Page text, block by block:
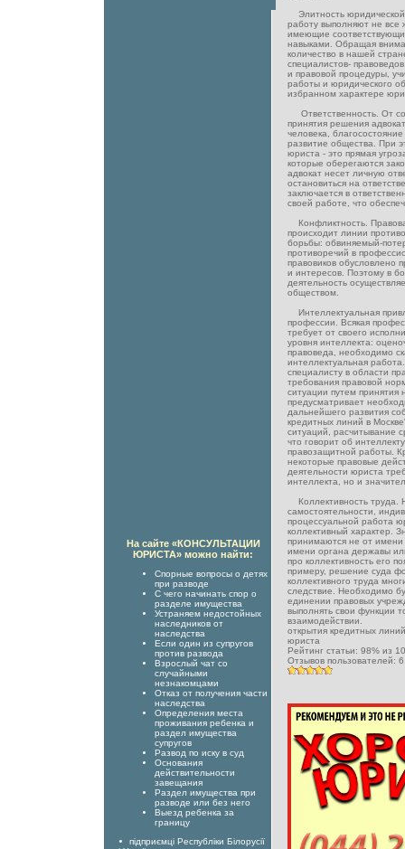
Элитность
работу выполняют не
имеющие
навыками. Обращая
количество в нашей
специалистов-
и правовой процедуры,
работы и юридического
избранном характере
Ответственность. От
принятия решения
человека,
развитие общества. При
юриста - это прямая
которые оберегаются
адвокат несет личную
остановиться на
заключается в
своей работе, что
Конфликтность.
происходит линии
борьбы: обвиняемый-
противоречий в
правовиков обусловлено
и интересов. Поэтому в
деятельность
обществом.
Интеллектуальная
профессии. Всякая
требует от своего
уровня интеллекта:
правоведа, необходимо
интеллектуальная
специалисту в области
требования правовой
ситуации путем
предусматривает
дальнейшего развития
кредитных линий в
ситуаций, расчитывание
что говорит об
правозащитной работы.
некоторые правовые
деятельности юриста
интеллекта, но и
Коллективность труда.
самостоятельности,
процессуальной работа
коллективный характер.
принимаются не от имени
имени органа державы
про коллективность его
примеру, решение суда
коллективного труда
следствие. Необходимо
единении правовых
выполнять свои функции
взаимодействии.
открытия кредитных
юриста
Рейтинг статьи: 98% из
Отзывов пользователей: 6
На сайте «КОНСУЛЬТАЦИИ
ЮРИСТА» можно найти:
Спорные вопросы о детях
при разводе
С чего начинать спор о
разделе имущества
Устраняем недостойных
наследников от
наследства
Если один из супругов
против развода
Взрослый чат со
случайными
незнакомцами
Отказ от получения части
наследства
Определения места
проживания ребенка и
раздел имущества
супругов
Развод по иску в суд
Основания
действительности
завещания
Раздел имущества при
разводе или без него
Выезд ребенка за
границу
підприємці Республіки Білорусії